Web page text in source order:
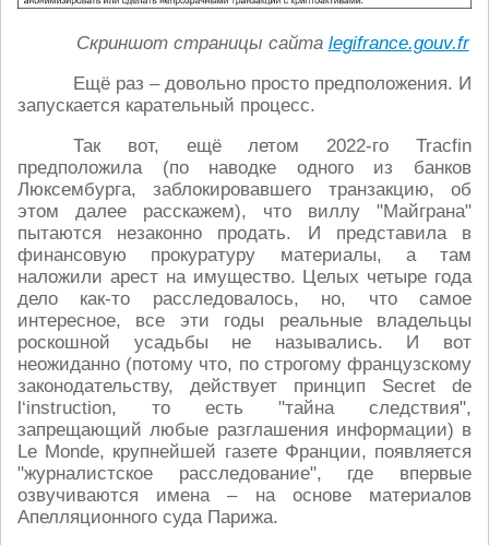
Скриншот страницы сайта legifrance.gouv.fr
Ещё раз – довольно просто предположения. И
запускается карательный процесс.
Так вот, ещё летом 2022-го Tracfin
предположила (по наводке одного из банков
Люксембурга, заблокировавшего транзакцию, об
этом далее расскажем), что виллу "Майграна"
пытаются незаконно продать. И представила в
финансовую прокуратуру материалы, а там
наложили арест на имущество. Целых четыре года
дело как-то расследовалось, но, что самое
интересное, все эти годы реальные владельцы
роскошной усадьбы не назывались. И вот
неожиданно (потому что, по строгому французскому
законодательству, действует принцип Secret de
l‘instruction, то есть "тайна следствия",
запрещающий любые разглашения информации) в
Le Monde, крупнейшей газете Франции, появляется
"журналистское расследование", где впервые
озвучиваются имена – на основе материалов
Апелляционного суда Парижа.